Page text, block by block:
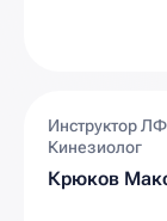
Инструктор
Кинезиолог
Крюков